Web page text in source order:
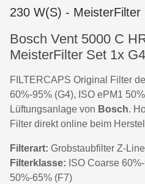
230 W(S) -
Bosch Vent 5000 C
MeisterFilter Set 1x
FILTERCAPS Original Filter
60%-95% (G4), ISO ePM1
Lüftungsanlage von Bosch.
Filter direkt online beim
Filterart: Grobstaubfilter Z-
Filterklasse: ISO Coarse
50%-65% (F7)